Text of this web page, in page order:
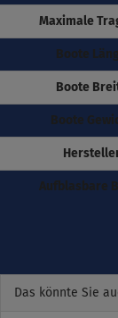
Maximale
Boote
Boote
Boote
Aufblasbare
Das könnte Sie